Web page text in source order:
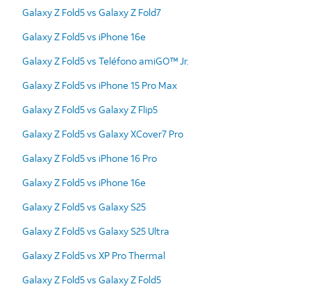
Galaxy Z Fold5 vs Galaxy Z Fold7
Galaxy Z Fold5 vs iPhone 16e
Galaxy Z Fold5 vs Teléfono amiGO™ Jr.
Galaxy Z Fold5 vs iPhone 15 Pro Max
Galaxy Z Fold5 vs Galaxy Z Flip5
Galaxy Z Fold5 vs Galaxy XCover7 Pro
Galaxy Z Fold5 vs iPhone 16 Pro
Galaxy Z Fold5 vs iPhone 16e
Galaxy Z Fold5 vs Galaxy S25
Galaxy Z Fold5 vs Galaxy S25 Ultra
Galaxy Z Fold5 vs XP Pro Thermal
Galaxy Z Fold5 vs Galaxy Z Fold5